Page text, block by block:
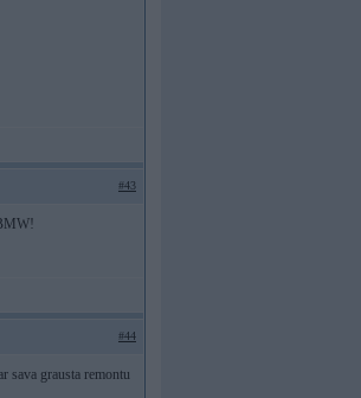
#43
#44
sava grausta remontu